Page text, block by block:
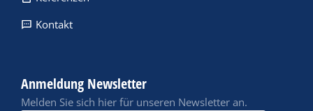
Kontakt
Anmeldung Newsletter
Melden Sie sich hier für unseren Newsletter an.